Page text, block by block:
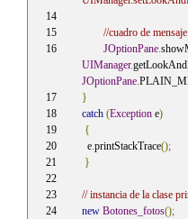
//cuadro de
JOptionPane
UIManager.
JOptionPane
}
catch (Exception e)
{
  e
printStackTrace();
}
// instancia de la clase
new Botones_fotos();